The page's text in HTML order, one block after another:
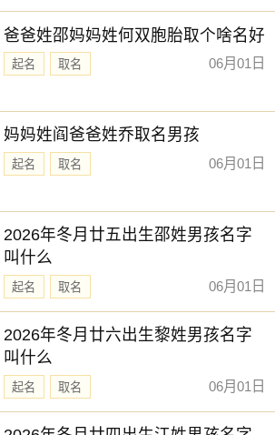
爸爸姓邵妈妈姓何双胞胎取个啥名好
起名 取名 06月01日
妈妈姓阎爸爸姓乔取名男孩
起名 取名 06月01日
2026年冬月廿五出生邵姓男孩名字
叫什么
起名 取名 06月01日
2026年冬月廿六出生黎姓男孩名字
叫什么
起名 取名 06月01日